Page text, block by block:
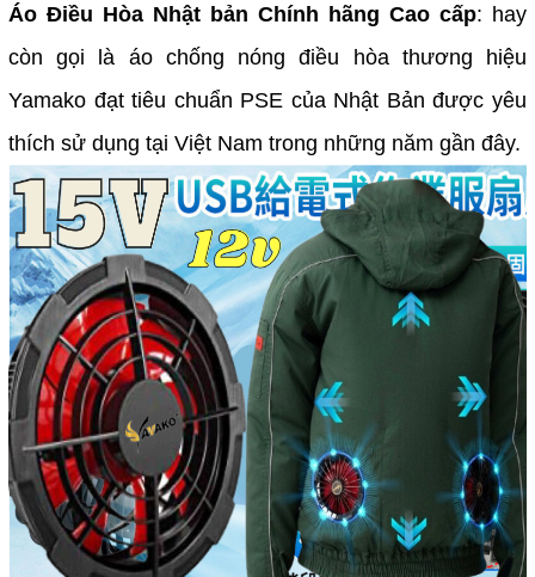
Áo Điều Hòa Nhật bản Chính hãng Cao cấp: hay
còn gọi là áo chống nóng điều hòa thương hiệu
Yamako đạt tiêu chuẩn PSE của Nhật Bản được yêu
thích sử dụng tại Việt Nam trong những năm gần đây.